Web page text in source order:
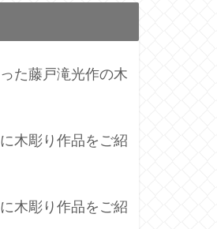
た藤戸滝光作の木
木彫り作品をご紹
木彫り作品をご紹